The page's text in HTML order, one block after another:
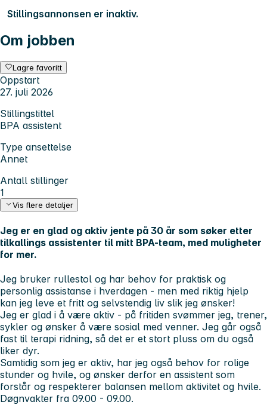
Stillingsannonsen er inaktiv.
Om jobben
Lagre favoritt
Oppstart
27. juli 2026
Stillingstittel
BPA assistent
Type ansettelse
Annet
Antall stillinger
1
Vis flere detaljer
Jeg er en glad og aktiv jente på 30 år som søker etter
tilkallings assistenter til mitt BPA-team, med muligheter
for mer.
Jeg bruker rullestol og har behov for praktisk og
personlig assistanse i hverdagen - men med riktig hjelp
kan jeg leve et fritt og selvstendig liv slik jeg ønsker!
Jeg er glad i å være aktiv - på fritiden svømmer jeg, trener,
sykler og ønsker å være sosial med venner. Jeg går også
fast til terapi ridning, så det er et stort pluss om du også
liker dyr.
Samtidig som jeg er aktiv, har jeg også behov for rolige
stunder og hvile, og ønsker derfor en assistent som
forstår og respekterer balansen mellom aktivitet og hvile.
Døgnvakter fra 09.00 - 09.00.